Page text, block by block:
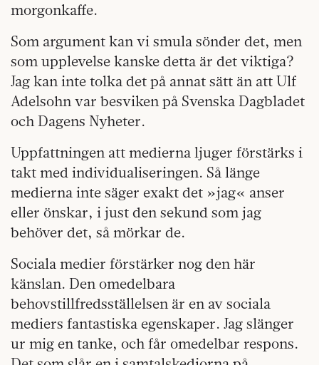
morgonkaffe.
Som argument kan vi smula sönder det, men
som upplevelse kanske detta är det viktiga?
Jag kan inte tolka det på annat sätt än att Ulf
Adelsohn var besviken på Svenska Dagbladet
och Dagens Nyheter.
Uppfattningen att medierna ljuger förstärks i
takt med individualiseringen. Så länge
medierna inte säger exakt det »jag« anser
eller önskar, i just den sekund som jag
behöver det, så mörkar de.
Sociala medier förstärker nog den här
känslan. Den omedelbara
behovstillfredsställelsen är en av sociala
mediers fantastiska egenskaper. Jag slänger
ur mig en tanke, och får omedelbar respons.